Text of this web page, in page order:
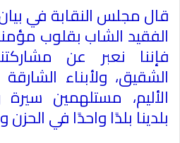
قال مجلس النقابة في
الفقيد الشاب بقلوب
فإننا نعبر عن
الشقيق، ولأبناء
الأليم، مستلهمين
بلدينا بلدًا واحدًا في الحزن